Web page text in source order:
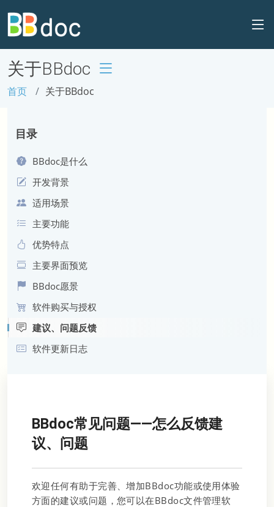
关于BBdoc
首页 关于BBdoc
目录
BBdoc是什么
开发背景
适用场景
主要功能
优势特点
主要界面预览
BBdoc愿景
软件购买与授权
建议、问题反馈
软件更新日志
BBdoc常见问题——怎么反馈建
议、问题
欢迎任何有助于完善、增加BBdoc功能或使用体验
方面的建议或问题，您可以在BBdoc文件管理软